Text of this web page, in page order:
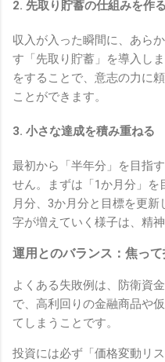
2. 先取り貯蓄の仕組みを作る
収入が入った瞬間に、あら
す「先取り貯蓄」を導入し
をすることで、意志の力に
ことができます。
3. 小さな達成を積み重ねる
最初から「半年分」を目指
せん。まずは「1か月分」
月分、3か月分と目標を更
字が増えていく様子は、精
運用とのバランス：焦っ
よくある失敗例は、防衛資
で、高利回りの金融商品や
てしまうことです。
投資には必ず「価格変動リ